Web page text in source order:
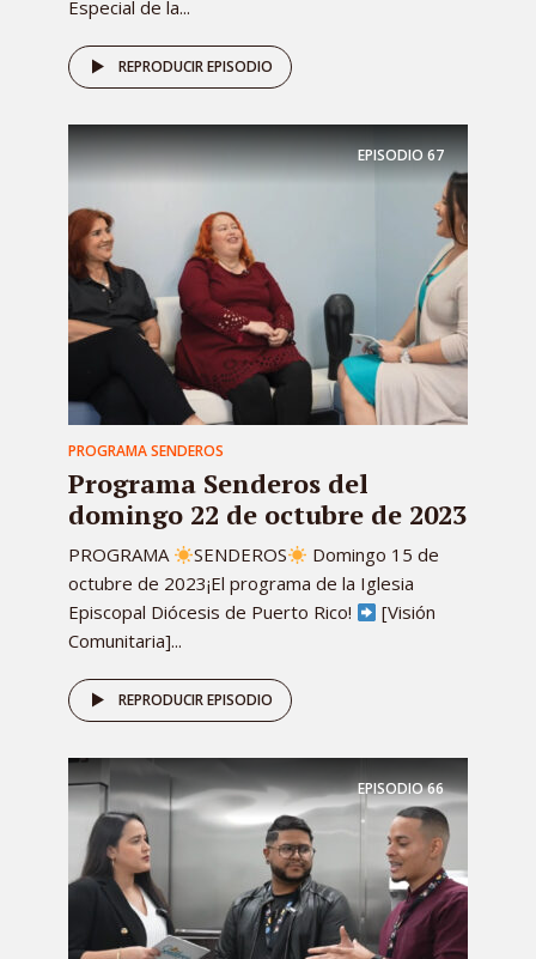
Especial de la...
REPRODUCIR EPISODIO
EPISODIO67
PROGRAMA SENDEROS
Programa Senderos del
domingo 22 de octubre de 2023
PROGRAMA SENDEROS
Domingo 15 de
octubre de 2023¡El programa de la Iglesia
Episcopal Diócesis de Puerto Rico!
[Visión
Comunitaria]...
REPRODUCIR EPISODIO
EPISODIO66